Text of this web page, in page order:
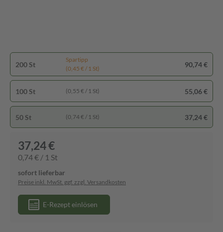
200 St
Spartipp
(0,45 € / 1 St)
90,74 €
100 St (0,55 € / 1 St) 55,06 €
50 St (0,74 € / 1 St) 37,24 €
37,24 €
0,74 € / 1 St
sofort lieferbar
Preise inkl. MwSt. ggf. zzgl. Versandkosten
E-Rezept einlösen